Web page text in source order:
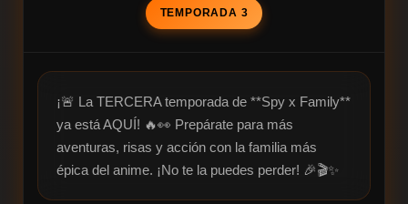
TEMPORADA 3
¡🚨 La TERCERA temporada de **Spy x Family**
ya está AQUÍ! 🔥👀 Prepárate para más
aventuras, risas y acción con la familia más
épica del anime. ¡No te la puedes perder! 🎉🎬✨